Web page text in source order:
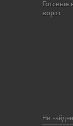
Готовые
ворот
Не